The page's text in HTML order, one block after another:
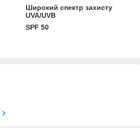
Широкий спектр захисту
UVA/UVB
SPF 50